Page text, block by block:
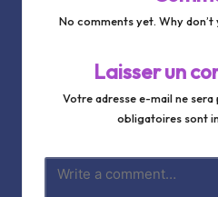
No comments yet. Why
Laisser un
Votre adresse e-mail ne sera
obligatoires sont